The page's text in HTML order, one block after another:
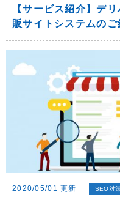
【サービス紹介】デ
販サイトシステムのご
2020/05/01 更新 SEO対